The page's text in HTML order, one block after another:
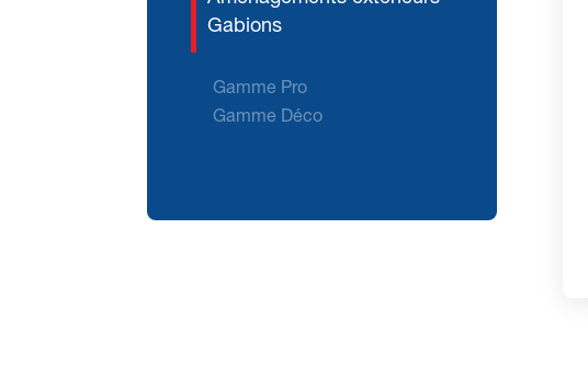
Gabions
Gamme Pro
Gamme Déco